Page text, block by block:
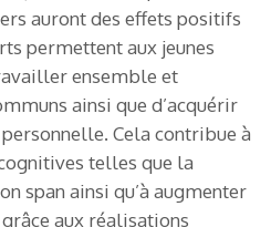
auront des effets positifs
permettent aux jeunes
ensemble et
ainsi que d’acquérir
Cela contribue à
telles que la
span ainsi qu’à augmenter
aux réalisations